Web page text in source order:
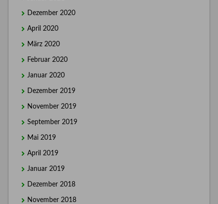
Dezember 2020
April 2020
März 2020
Februar 2020
Januar 2020
Dezember 2019
November 2019
September 2019
Mai 2019
April 2019
Januar 2019
Dezember 2018
November 2018